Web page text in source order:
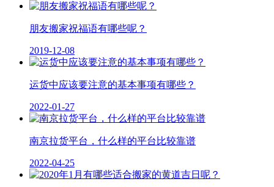
朋友搬家祝福语有哪些呢？
2019-12-08
运货中应该要注意的基本事项有哪些？
2022-01-27
南京拉货平台，什么样的平台比较靠谱
2022-04-25